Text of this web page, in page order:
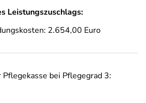
Leistungszuschlags:
2.654,00 Euro
bei Pflegegrad 3: